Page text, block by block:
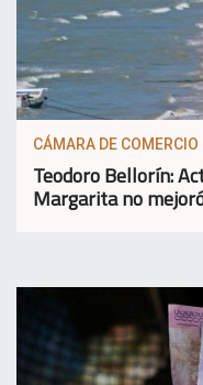
CÁMARA DE COMERCIO
Teodoro Bellorín:
Margarita no